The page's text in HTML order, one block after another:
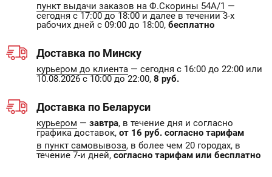
пункт выдачи заказов на Ф.Скорины 54А/1 —
сегодня с 17:00 до 18:00 и далее в течении 3-х
рабочих дней с 09:00 до 18:00, бесплатно
Доставка по Минску
курьером до клиента — сегодня с 16:00 до 22:00 или
10.08.2026 с 10:00 до 22:00, 8 руб.
Доставка по Беларуси
курьером — завтра, в течение дня и согласно
графика доставок, от 16 руб. согласно тарифам
в пункт самовывоза, в более чем 20 городах, в
течение 7-и дней, согласно тарифам или бесплатно